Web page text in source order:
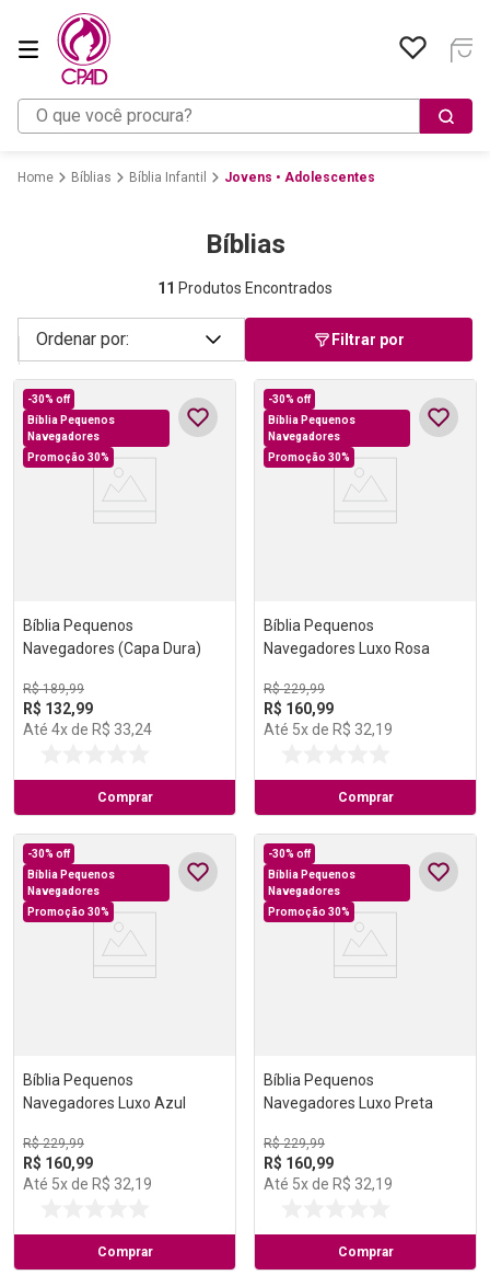
O que você procura?
Bíblias Bíblia Infantil Jovens • Adolescentes
Bíblias
11 Produtos Encontrados
Filtrar por
-30% off
Bíblia Pequenos
Navegadores
Promoção 30%
Bíblia Pequenos
Navegadores (Capa Dura)
R$ 189,99
R$ 132,99
Até 4x de R$ 33,24
Comprar
-30% off
Bíblia Pequenos
Navegadores
Promoção 30%
Bíblia Pequenos
Navegadores Luxo Rosa
R$ 229,99
R$ 160,99
Até 5x de R$ 32,19
Comprar
-30% off
Bíblia Pequenos
Navegadores
Promoção 30%
Bíblia Pequenos
Navegadores Luxo Azul
R$ 229,99
R$ 160,99
Até 5x de R$ 32,19
Comprar
-30% off
Bíblia Pequenos
Navegadores
Promoção 30%
Bíblia Pequenos
Navegadores Luxo Preta
R$ 229,99
R$ 160,99
Até 5x de R$ 32,19
Comprar